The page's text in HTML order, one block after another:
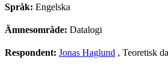
Språk: Engelska
Ämnesområde: Datalogi
Respondent: Jonas Haglund , Teoretisk